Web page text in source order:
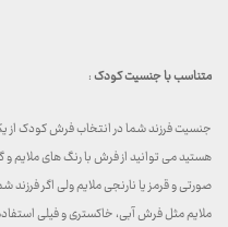
متناسب با جنسیت کودک:
جنسیت فرزند شما در انتخاب فرش کودک از
هستید می توانید از فرش با رنگ های ملایم
صورتی و قرمز یا نارنجی ملایم ولی اگر
ملایم مثل فرش آبی، خاکستری و فیلی